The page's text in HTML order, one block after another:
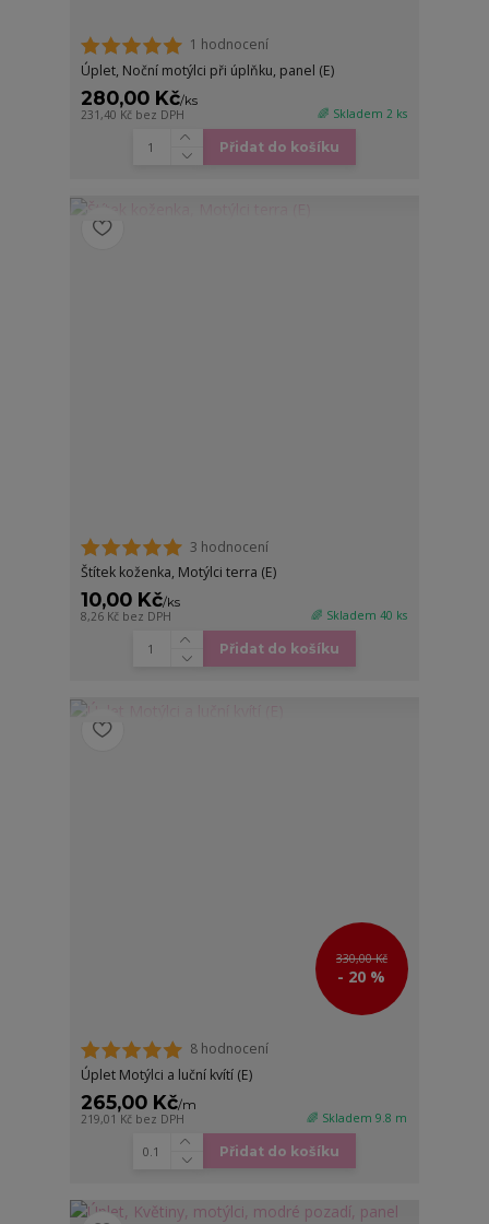
1 hodnocení
Úplet, Noční motýlci při úplňku, panel (E)
280,00 Kč/ks
231,40 Kč bez DPH 🌈 Skladem 2 ks
Přidat do košíku
3 hodnocení
Štítek koženka, Motýlci terra (E)
10,00 Kč/ks
8,26 Kč bez DPH 🌈 Skladem 40 ks
Přidat do košíku
330,00 Kč
- 20 %
8 hodnocení
Úplet Motýlci a luční kvítí (E)
265,00 Kč/m
219,01 Kč bez DPH 🌈 Skladem 9.8 m
Přidat do košíku